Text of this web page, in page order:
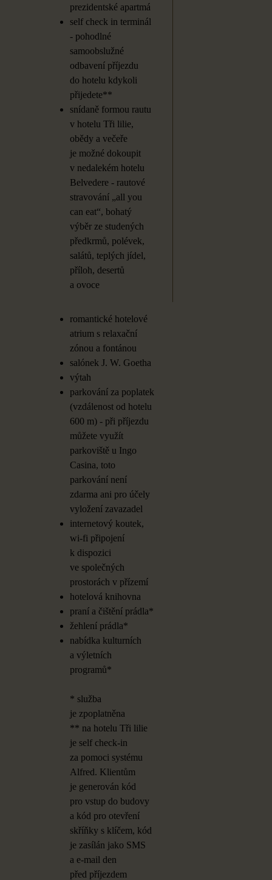
prezidentské apartmá
self check in terminál
- pohodlné
samoobslužné
odbavení příjezdu
do hotelu kdykoli
přijedete**
snídaně formou rautu
v hotelu Tři lilie,
obědy a večeře
je možné dokoupit
v nedalekém hotelu
Belvedere - rautové
stravování „all you
can eat“, bohatý
výběr ze studených
předkrmů, polévek,
salátů, teplých jídel,
příloh, desertů
a ovoce
romantické hotelové
atrium s relaxační
zónou a fontánou
salónek J. W. Goetha
výtah
parkování za poplatek
(vzdálenost od hotelu
600 m) - při příjezdu
můžete využít
parkoviště u Ingo
Casina, toto
parkování není
zdarma ani pro účely
vyložení zavazadel
internetový koutek,
wi-fi připojení
k dispozici
ve společných
prostorách v přízemí
hotelová knihovna
praní a čištění prádla*
žehlení prádla*
nabídka kulturních
a výletních
programů*
* služba
je zpoplatněna
** na hotelu Tři lilie
je self check-in
za pomoci systému
Alfred. Klientům
je generován kód
pro vstup do budovy
a kód pro otevření
skříňky s klíčem, kód
je zasílán jako SMS
a e-mail den
před příjezdem